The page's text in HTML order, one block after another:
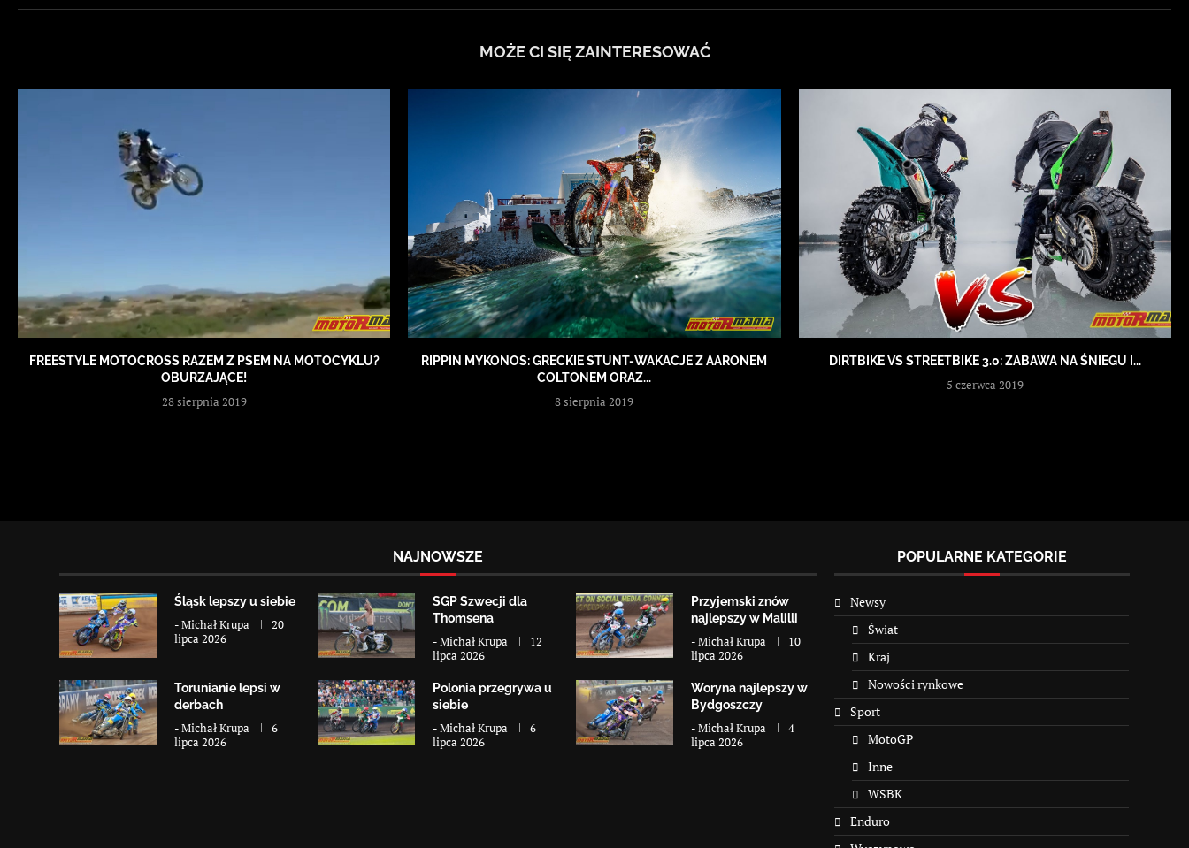
MOŻE CI SIĘ ZAINTERESOWAĆ
FREESTYLE MOTOCROSS RAZEM Z PSEM NA MOTOCYKLU?
OBURZAJĄCE!
28 sierpnia 2019
RIPPIN MYKONOS: GRECKIE STUNT-WAKACJE Z AARONEM
COLTONEM ORAZ...
8 sierpnia 2019
DIRTBIKE VS STREETBIKE 3.0: ZABAWA NA ŚNIEGU I...
5 czerwca 2019
NAJNOWSZE
Śląsk lepszy u siebie
-Michał Krupa
20
lipca 2026
SGP Szwecji dla
Thomsena
-Michał Krupa
12
lipca 2026
Przyjemski znów
najlepszy w Malilli
-Michał Krupa
10
lipca 2026
Torunianie lepsi w
derbach
-Michał Krupa
6
lipca 2026
Polonia przegrywa u
siebie
-Michał Krupa
6
lipca 2026
Woryna najlepszy w
Bydgoszczy
-Michał Krupa
4
lipca 2026
POPULARNE KATEGORIE
Newsy
Świat
Kraj
Nowości rynkowe
Sport
MotoGP
Inne
WSBK
Enduro